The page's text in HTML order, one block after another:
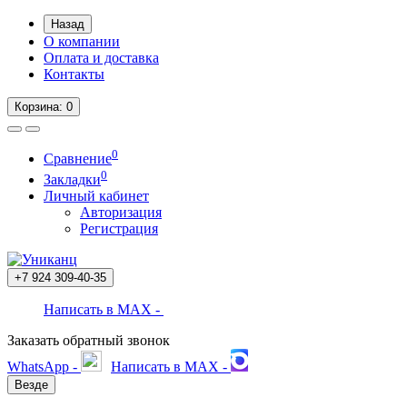
Назад
О компании
Оплата и доставка
Контакты
Корзина: 0
Сравнение0
Закладки0
Личный кабинет
Авторизация
Регистрация
+7 924 309-40-35
Написать в MAX -
Заказать обратный звонок
WhatsApp -
Написать в MAX -
Везде